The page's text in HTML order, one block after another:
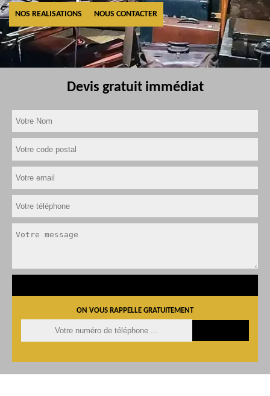
NOS REALISATIONS NOUS CONTACTER
Devis gratuit immédiat
ON VOUS RAPPELLE GRATUITEMENT